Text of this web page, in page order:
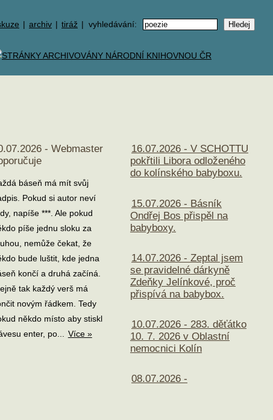
| archiv | tiráž | vyhledávání:
- Webmaster
báseň má mít svůj
Pokud si autor neví
napíše ***. Ale pokud
píše jednu sloku za
nemůže čekat, že
bude luštit, kde jedna
končí a druhá začíná.
tak každý verš má
novým řádkem. Tedy
někdo místo aby stiskl
enter, po... Více »
16.07.2026 - V SCHOTTU
pokřtili Libora odloženého
do kolínského babyboxu.
15.07.2026 - Básník
Ondřej Bos přispěl na
babyboxy.
14.07.2026 - Zeptal jsem
se pravidelné dárkyně
Zdeňky Jelínkové, proč
přispívá na babybox.
10.07.2026 - 283. děťátko
10. 7. 2026 v Oblastní
nemocnici Kolín
08.07.2026 -